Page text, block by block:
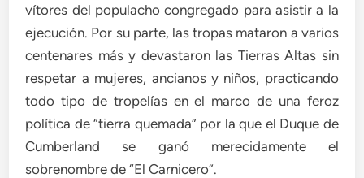
vítores del populacho congregado para asistir a la
ejecución. Por su parte, las tropas mataron a varios
centenares más y devastaron las Tierras Altas sin
respetar a mujeres, ancianos y niños, practicando
todo tipo de tropelías en el marco de una feroz
política de “tierra quemada” por la que el Duque de
Cumberland se ganó merecidamente el
sobrenombre de “El Carnicero”.